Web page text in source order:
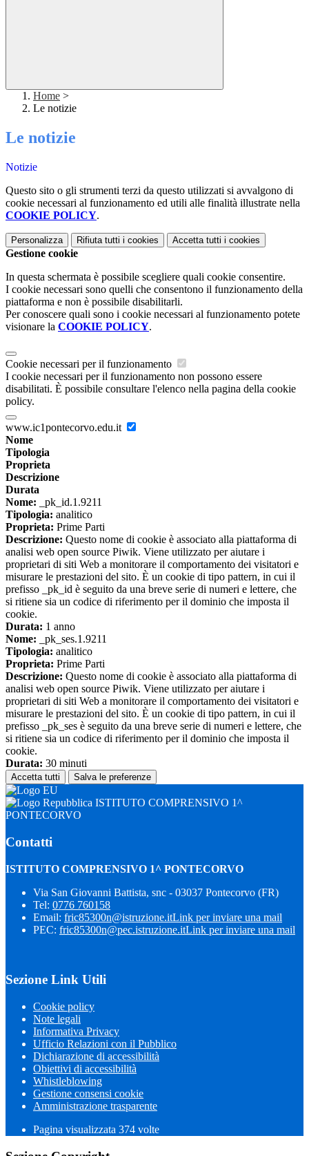
Home >
Le notizie
Le notizie
Notizie
Questo sito o gli strumenti terzi da questo utilizzati si avvalgono di
cookie necessari al funzionamento ed utili alle finalità illustrate nella
COOKIE POLICY.
Personalizza Rifiuta tutti i cookies Accetta tutti i cookies
Gestione cookie
In questa schermata è possibile scegliere quali cookie consentire.
I cookie necessari sono quelli che consentono il funzionamento della
piattaforma e non è possibile disabilitarli.
Per conoscere quali sono i cookie necessari al funzionamento potete
visionare la COOKIE POLICY.
Cookie necessari per il funzionamento
I cookie necessari per il funzionamento non possono essere
disabilitati. È possibile consultare l'elenco nella pagina della cookie
policy.
www.ic1pontecorvo.edu.it
Nome
Tipologia
Proprieta
Descrizione
Durata
Nome: _pk_id.1.9211
Tipologia: analitico
Proprieta: Prime Parti
Descrizione: Questo nome di cookie è associato alla piattaforma di
analisi web open source Piwik. Viene utilizzato per aiutare i
proprietari di siti Web a monitorare il comportamento dei visitatori e
misurare le prestazioni del sito. È un cookie di tipo pattern, in cui il
prefisso _pk_id è seguito da una breve serie di numeri e lettere, che
si ritiene sia un codice di riferimento per il dominio che imposta il
cookie.
Durata: 1 anno
Nome: _pk_ses.1.9211
Tipologia: analitico
Proprieta: Prime Parti
Descrizione: Questo nome di cookie è associato alla piattaforma di
analisi web open source Piwik. Viene utilizzato per aiutare i
proprietari di siti Web a monitorare il comportamento dei visitatori e
misurare le prestazioni del sito. È un cookie di tipo pattern, in cui il
prefisso _pk_ses è seguito da una breve serie di numeri e lettere, che
si ritiene sia un codice di riferimento per il dominio che imposta il
cookie.
Durata: 30 minuti
Accetta tutti Salva le preferenze
ISTITUTO COMPRENSIVO 1^
PONTECORVO
Contatti
ISTITUTO COMPRENSIVO 1^ PONTECORVO
Via San Giovanni Battista, snc - 03037 Pontecorvo (FR)
Tel: 0776 760158
Email: fric85300n@istruzione.itLink per inviare una mail
PEC: fric85300n@pec.istruzione.itLink per inviare una mail
Sezione Link Utili
Cookie policy
Note legali
Informativa Privacy
Ufficio Relazioni con il Pubblico
Dichiarazione di accessibilità
Obiettivi di accessibilità
Whistleblowing
Gestione consensi cookie
Amministrazione trasparente
Pagina visualizzata 374 volte